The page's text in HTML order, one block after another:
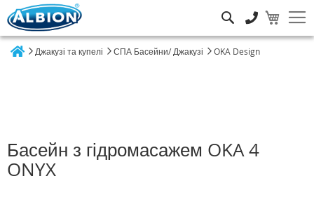
Джакузі та купелі СПА Басейни/ Джакузі OKA Design
Басейн з гідромасажем OKA 4
ONYX